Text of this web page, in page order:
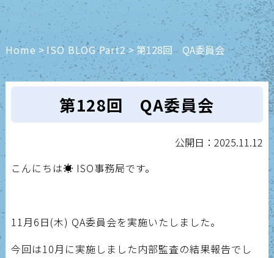
Home>ISO BLOG Part2>第128回 QA委員会
第128回 QA委員会
公開日：2025.11.12
こんにちは☀️ ISO事務局です。
11月6日(木) QA委員会を実施いたしました。
今回は10月に実施しました内部監査の結果報告でし